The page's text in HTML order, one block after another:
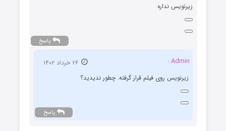
زیرنویس نداره
پاسخ
Admin :
۲۶ خرداد ۱۴۰۲
زیرنویس روی فیلم قرار گرفته. چطور ندیدید؟
پاسخ